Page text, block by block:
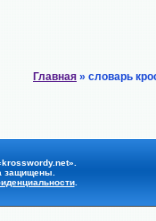
Главная » словарь
защищены.
.